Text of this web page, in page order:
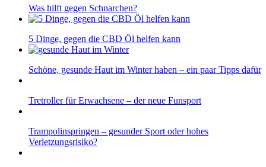
Was hilft gegen Schnarchen?
5 Dinge, gegen die CBD Öl helfen kann
Schöne, gesunde Haut im Winter haben – ein paar Tipps dafür
Tretroller für Erwachsene – der neue Funsport
Trampolinspringen – gesunder Sport oder hohes
Verletzungsrisiko?